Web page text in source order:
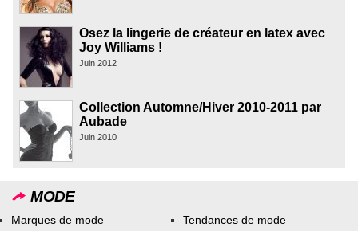
Osez la lingerie de créateur en latex avec
Joy Williams !
Juin 2012
Collection Automne/Hiver 2010-2011 par
Aubade
Juin 2010
MODE
Marques de mode Tendances de mode